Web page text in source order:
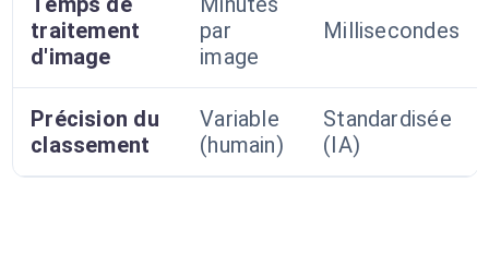
traitement
d'image
par
image
Millisecondes
Précision du
classement
Variable
(humain)
Standardisée
(IA)